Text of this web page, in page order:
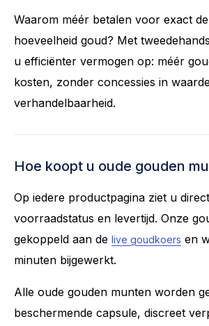
Waarom méér betalen voor exact
hoeveelheid goud? Met
u efficiënter vermogen op: méér
kosten, zonder concessies in
verhandelbaarheid.
Hoe koopt u oude gouden
Op iedere productpagina ziet u
voorraadstatus en levertijd. Onze
gekoppeld aan de live goudkoers en
minuten bijgewerkt.
Alle oude gouden munten worden
beschermende capsule, discreet